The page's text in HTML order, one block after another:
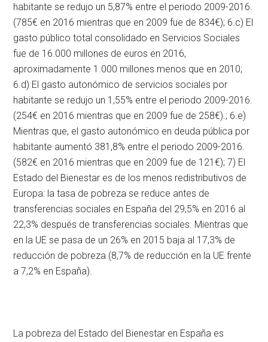
habitante se redujo un 5,87% entre el periodo 2009-2016.
(785€ en 2016 mientras que en 2009 fue de 834€); 6.c) El
gasto público total consolidado en Servicios Sociales
fue de 16.000 millones de euros en 2016,
aproximadamente 1.000 millones menos que en 2010;
6.d) El gasto autonómico de servicios sociales por
habitante se redujo un 1,55% entre el periodo 2009-2016.
(254€ en 2016 mientras que en 2009 fue de 258€).; 6.e)
Mientras que, el gasto autonómico en deuda pública por
habitante aumentó 381,8% entre el periodo 2009-2016.
(582€ en 2016 mientras que en 2009 fue de 121€); 7) El
Estado del Bienestar es de los menos redistributivos de
Europa: la tasa de pobreza se reduce antes de
transferencias sociales en España del 29,5% en 2016 al
22,3% después de transferencias sociales. Mientras que
en la UE se pasa de un 26% en 2015 baja al 17,3% de
reducción de pobreza (8,7% de reducción en la UE frente
a 7,2% en España).
La pobreza del Estado del Bienestar en España es